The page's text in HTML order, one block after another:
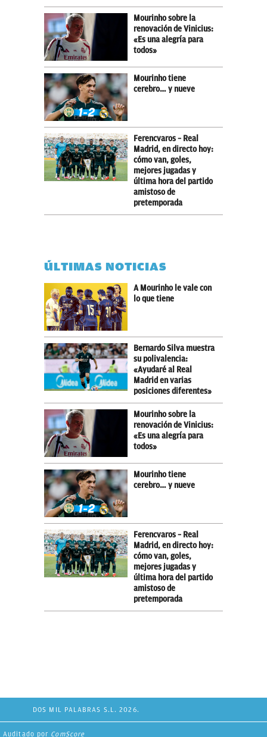
Mourinho sobre la
renovación de Vinicius:
«Es una alegría para
todos»
Mourinho tiene
cerebro… y nueve
Ferencvaros – Real
Madrid, en directo hoy:
cómo van, goles,
mejores jugadas y
última hora del partido
amistoso de
pretemporada
ÚLTIMAS NOTICIAS
A Mourinho le vale con
lo que tiene
Bernardo Silva muestra
su polivalencia:
«Ayudaré al Real
Madrid en varias
posiciones diferentes»
Mourinho sobre la
renovación de Vinicius:
«Es una alegría para
todos»
Mourinho tiene
cerebro… y nueve
Ferencvaros – Real
Madrid, en directo hoy:
cómo van, goles,
mejores jugadas y
última hora del partido
amistoso de
pretemporada
DOS MIL PALABRAS S.L. 2026.
Auditado por ComScore